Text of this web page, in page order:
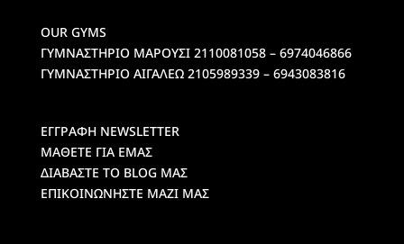
OUR GYMS
ΓΥΜΝΑΣΤΗΡΙΟ ΜΑΡΟΥΣΙ2110081058 – 6974046866
ΓΥΜΝΑΣΤΗΡΙΟ ΑΙΓΑΛΕΩ2105989339 – 6943083816
ΕΓΓΡΑΦΗ NEWSLETTER
ΜΑΘΕΤΕ ΓΙΑ ΕΜΑΣ
ΔΙΑΒΑΣΤΕ ΤΟ BLOG ΜΑΣ
ΕΠΙΚΟΙΝΩΝΗΣΤΕ ΜΑΖΙ ΜΑΣ